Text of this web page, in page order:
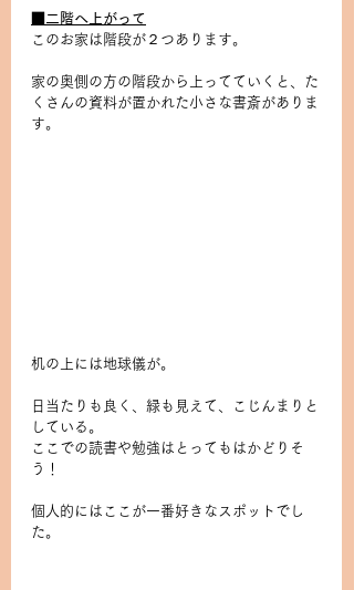
■二階へ上がって
このお家は階段が２つあります。
家の奥側の方の階段から上ってていくと、た
くさんの資料が置かれた小さな書斎がありま
す。
机の上には地球儀が。
日当たりも良く、緑も見えて、こじんまりと
している。
ここでの読書や勉強はとってもはかどりそ
う！
個人的にはここが一番好きなスポットでし
た。